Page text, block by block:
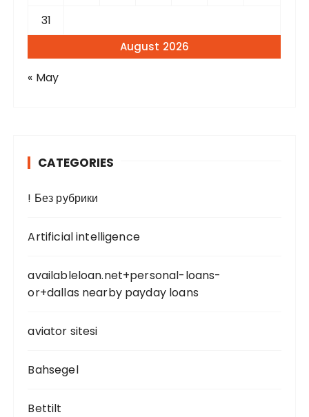
August 2026
31
« May
CATEGORIES
! Без рубрики
Artificial intelligence
availableloan.net+personal-loans-
or+dallas nearby payday loans
aviator sitesi
Bahsegel
Bettilt